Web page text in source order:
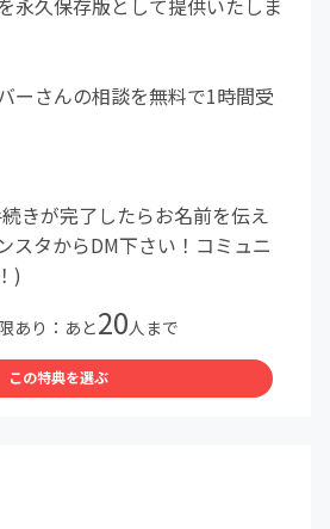
永久保存版として提供いたしま
ーさんの相談を無料で1時間受
きが完了したらお名前を伝え
スタからDM下さい！コミュニ
)
あり：あと20人まで
この特典を選ぶ